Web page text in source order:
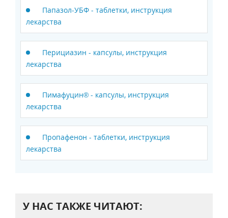
Папазол-УБФ - таблетки, инструкция
лекарства
Перициазин - капсулы, инструкция
лекарства
Пимафуцин® - капсулы, инструкция
лекарства
Пропафенон - таблетки, инструкция
лекарства
У НАС ТАКЖЕ ЧИТАЮТ: